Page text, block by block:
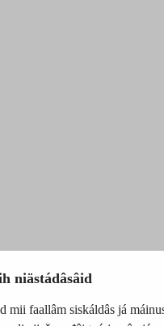
niästádâsâid
mii faallâm siskáldâs já